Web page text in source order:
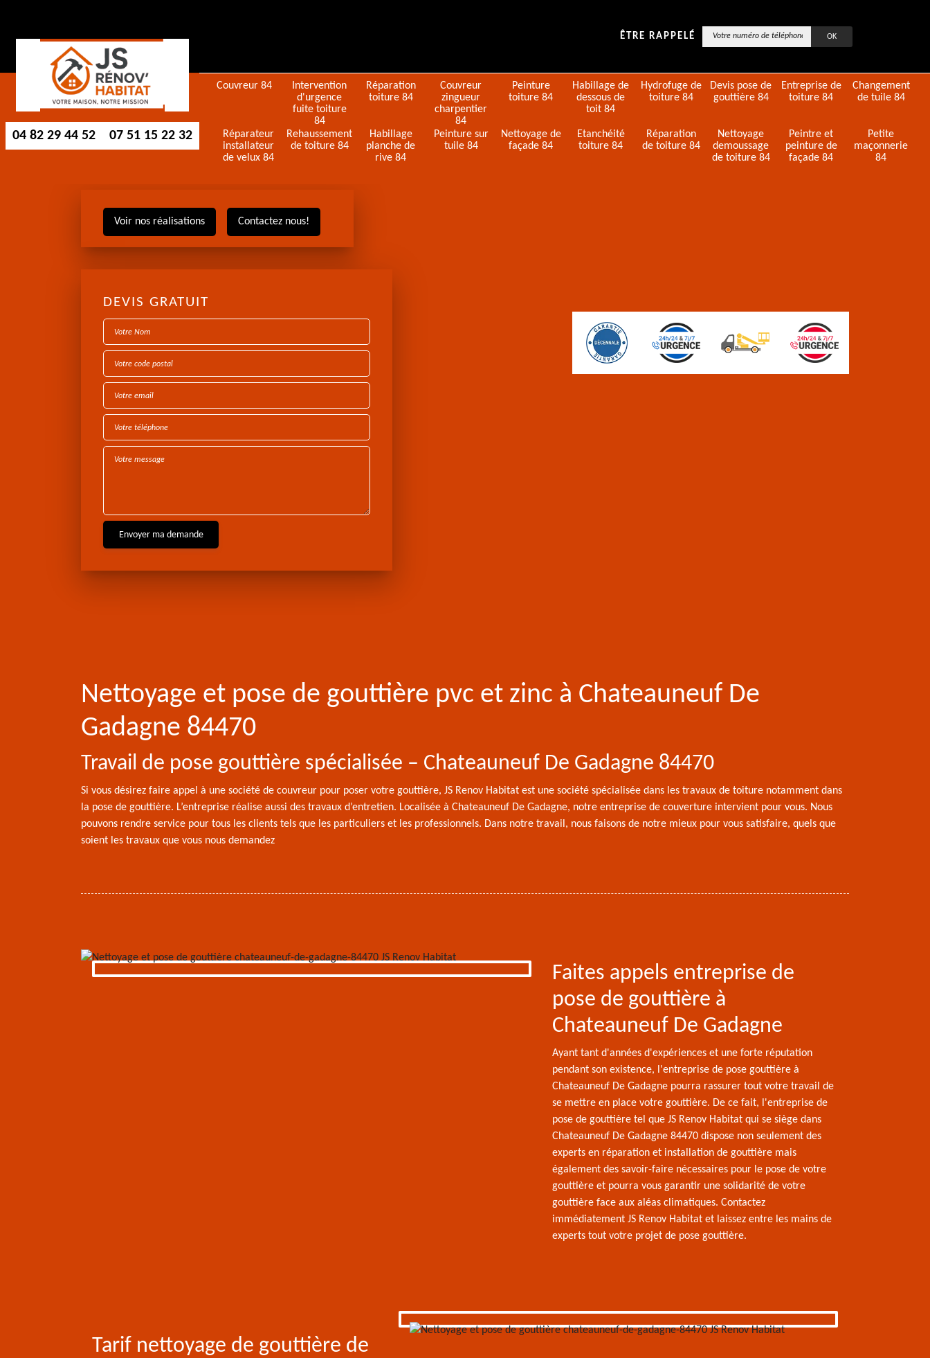
ÊTRE RAPPELÉ
04 82 29 44 52 07 51 15 22 32
Couvreur 84
Intervention
d'urgence
fuite toiture
84
Réparation
toiture 84
Couvreur
zingueur
charpentier
84
Peinture
toiture 84
Habillage de
dessous de
toit 84
Hydrofuge de
toiture 84
Devis pose de
gouttière 84
Entreprise de
toiture 84
Changement
de tuile 84
Réparateur
installateur
de velux 84
Rehaussement
de toiture 84
Habillage
planche de
rive 84
Peinture sur
tuile 84
Nettoyage de
façade 84
Etanchéité
toiture 84
Réparation
de toiture 84
Nettoyage
demoussage
de toiture 84
Peintre et
peinture de
façade 84
Petite
maçonnerie
84
Voir nos réalisations Contactez nous!
DEVIS GRATUIT
Nettoyage et pose de gouttière pvc et zinc à Chateauneuf De
Gadagne 84470
Travail de pose gouttière spécialisée – Chateauneuf De Gadagne 84470
Si vous désirez faire appel à une société de couvreur pour poser votre gouttière, JS Renov Habitat est une société spécialisée dans les travaux de toiture notamment dans
la pose de gouttière. L’entreprise réalise aussi des travaux d’entretien. Localisée à Chateauneuf De Gadagne, notre entreprise de couverture intervient pour vous. Nous
pouvons rendre service pour tous les clients tels que les particuliers et les professionnels. Dans notre travail, nous faisons de notre mieux pour vous satisfaire, quels que
soient les travaux que vous nous demandez
Faites appels entreprise de
pose de gouttière à
Chateauneuf De Gadagne
Ayant tant d'années d'expériences et une forte réputation
pendant son existence, l'entreprise de pose gouttière à
Chateauneuf De Gadagne pourra rassurer tout votre travail de
se mettre en place votre gouttière. De ce fait, l'entreprise de
pose de gouttière tel que JS Renov Habitat qui se siège dans
Chateauneuf De Gadagne 84470 dispose non seulement des
experts en réparation et installation de gouttière mais
également des savoir-faire nécessaires pour le pose de votre
gouttière et pourra vous garantir une solidarité de votre
gouttière face aux aléas climatiques. Contactez
immédiatement JS Renov Habitat et laissez entre les mains de
experts tout votre projet de pose gouttière.
Tarif nettoyage de gouttière de